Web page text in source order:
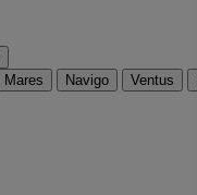
Mares Navigo Ventus